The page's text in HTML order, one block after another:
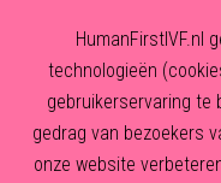
HumanFirstIVF.nl
technologieën
gebruikerservaring te
gedrag van bezoekers
onze website